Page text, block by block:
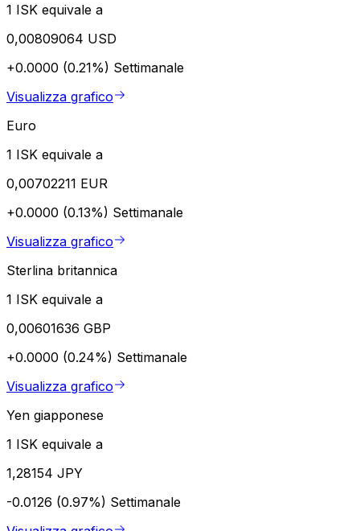
1 ISK equivale a
0,00809064 USD
+0.0000 (0.21%) Settimanale
Visualizza grafico
Euro
1 ISK equivale a
0,00702211 EUR
+0.0000 (0.13%) Settimanale
Visualizza grafico
Sterlina britannica
1 ISK equivale a
0,00601636 GBP
+0.0000 (0.24%) Settimanale
Visualizza grafico
Yen giapponese
1 ISK equivale a
1,28154 JPY
-0.0126 (0.97%) Settimanale